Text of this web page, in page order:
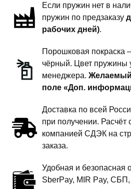
Если пружин нет в
пружин по предзаказу
рабочих дней).
Порошковая покраска
чёрный. Цвет пружины
менеджера. Желаемый
поле «Доп.
Доставка по всей
при получении. Расчёт
компанией СДЭК на
заказа.
Удобная и безопасная
SberPay, MIR Pay, СБП,